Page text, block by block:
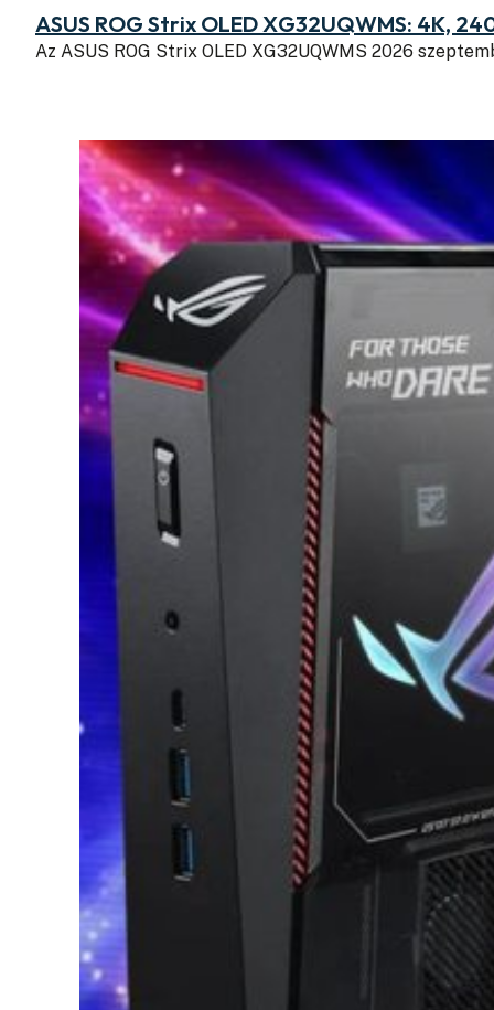
ASUS ROG Strix OLED XG32UQWMS: 4K,
Az ASUS ROG Strix OLED XG32UQWMS 2026